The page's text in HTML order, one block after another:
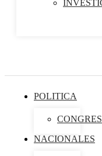
POLITICA
NACIONALES